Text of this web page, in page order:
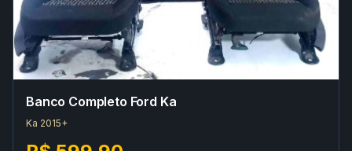
Banco Completo Ford Ka
Ka 2015+